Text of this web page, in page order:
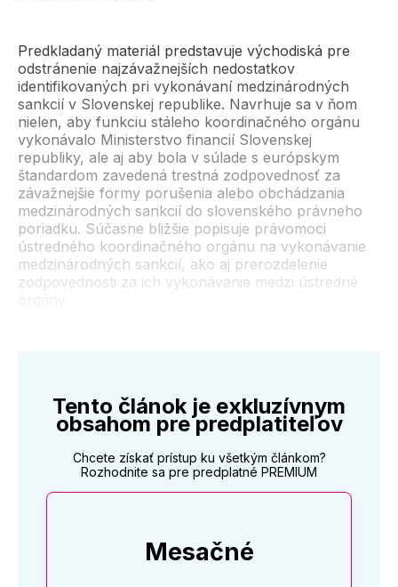
Predkladaný materiál predstavuje východiská pre
odstránenie najzávažnejších nedostatkov
identifikovaných pri vykonávaní medzinárodných
sankcií v Slovenskej republike. Navrhuje sa v ňom
nielen, aby funkciu stáleho koordinačného orgánu
vykonávalo Ministerstvo financií Slovenskej
republiky, ale aj aby bola v súlade s európskym
štandardom zavedená trestná zodpovednosť za
závažnejšie formy porušenia alebo obchádzania
medzinárodných sankcií do slovenského právneho
poriadku. Súčasne bližšie popisuje právomoci
ústredného koordinačného orgánu na vykonávanie
medzinárodných sankcií, ako aj prerozdelenie
zodpovednosti za ich vykonávanie medzi ústredné
Tento článok je exkluzívnym
obsahom pre predplatiteľov
Chcete získať prístup ku všetkým článkom?
Rozhodnite sa pre predplatné PREMIUM
Mesačné